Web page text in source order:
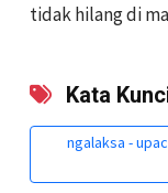
tidak hilang di
Kata
ngalaksa -